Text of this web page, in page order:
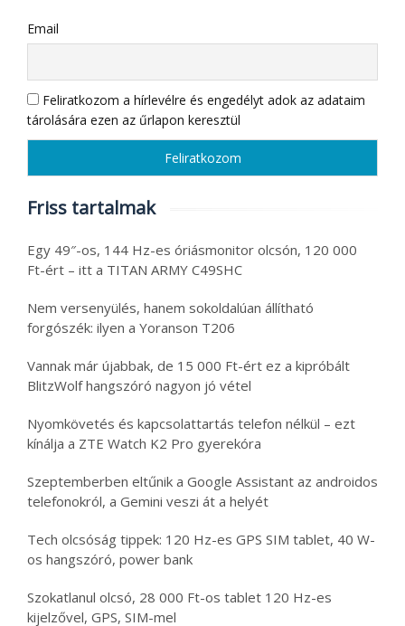
Email
Feliratkozom a hírlevélre és engedélyt adok az adataim
tárolására ezen az űrlapon keresztül
Friss tartalmak
Egy 49″-os, 144 Hz-es óriásmonitor olcsón, 120 000
Ft-ért – itt a TITAN ARMY C49SHC
Nem versenyülés, hanem sokoldalúan állítható
forgószék: ilyen a Yoranson T206
Vannak már újabbak, de 15 000 Ft-ért ez a kipróbált
BlitzWolf hangszóró nagyon jó vétel
Nyomkövetés és kapcsolattartás telefon nélkül – ezt
kínálja a ZTE Watch K2 Pro gyerekóra
Szeptemberben eltűnik a Google Assistant az androidos
telefonokról, a Gemini veszi át a helyét
Tech olcsóság tippek: 120 Hz-es GPS SIM tablet, 40 W-
os hangszóró, power bank
Szokatlanul olcsó, 28 000 Ft-os tablet 120 Hz-es
kijelzővel, GPS, SIM-mel